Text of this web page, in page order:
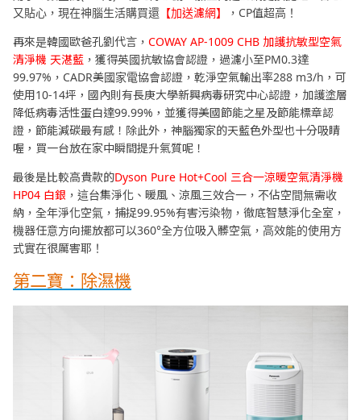
又貼心，現在神腦生活購買還 【加送濾網】
，CP值超高！
再來是韓國歐爸孔劉代言， COWAY AP-1009 CHB 加護抗敏型空氣
清淨機 天湛藍 ，獲得英國抗敏協會認證，過濾小至PM0.3達
99.97%，CADR美國家電協會認證，乾淨空氣輸出率288 m3/h，可
使用10-14坪，國內則有長庚大學新興病毒研究中心認證，加護塗層
降低病毒活性蛋白達99.99%，並獲得美國節能之星及節能標章認
證，節能減碳最有感！除此外，神腦獨家的天藍色外型也十分吸睛
喔，買一台放在家中瞬間提升氣質呢！
最後是比較高貴款的Dyson Pure Hot+Cool 三合一涼暖空氣清淨機
HP04 白銀 ，這台集淨化、暖風、涼風三效合一，不佔空間無需收
納，全年淨化空氣，捕捉99.95%有害污染物，徹底智慧淨化全室，
機器任意方向擺放都可以360°全方位吸入髒空氣，高效能的使用方
式實在很厲害耶！
第二寶：除濕機